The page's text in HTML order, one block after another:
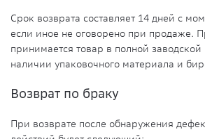
Срок возврата составляет 14 дней с
если иное не оговорено при продаже.
принимается товар в полной
наличии упаковочного материала и
Возврат по браку
При возврате после обнаружения